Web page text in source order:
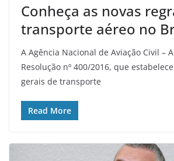
Conheça as novas
transporte aéreo no
A Agência Nacional de Aviação Civil –
Resolução nº 400/2016, que
gerais de transporte
Read More